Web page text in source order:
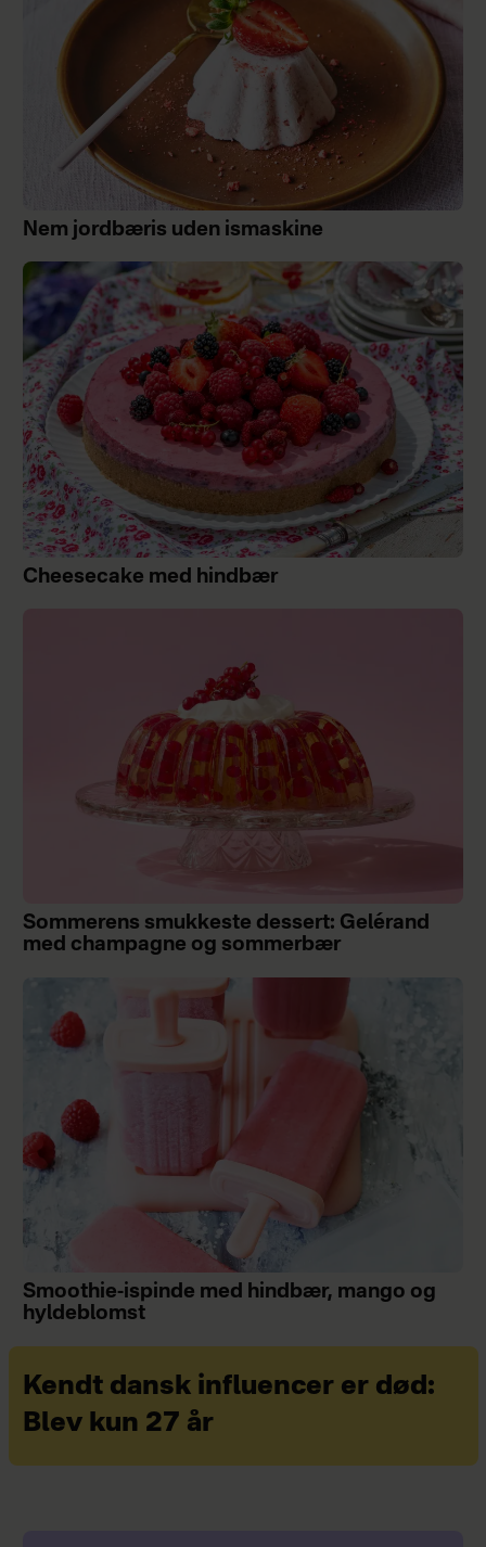
Nem jordbæris uden ismaskine
Cheesecake med hindbær
Sommerens smukkeste dessert: Gelérand
med champagne og sommerbær
Smoothie-ispinde med hindbær, mango og
hyldeblomst
Kendt dansk influencer er død:
Blev kun 27 år